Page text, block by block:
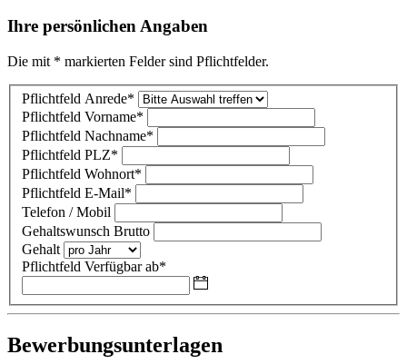
Ihre persönlichen Angaben
Die mit * markierten Felder sind Pflichtfelder.
Pflichtfeld Anrede*
Pflichtfeld Vorname*
Pflichtfeld Nachname*
Pflichtfeld PLZ*
Pflichtfeld Wohnort*
Pflichtfeld E-Mail*
Telefon / Mobil
Gehaltswunsch Brutto
Gehalt
Pflichtfeld Verfügbar ab*
Bewerbungsunterlagen